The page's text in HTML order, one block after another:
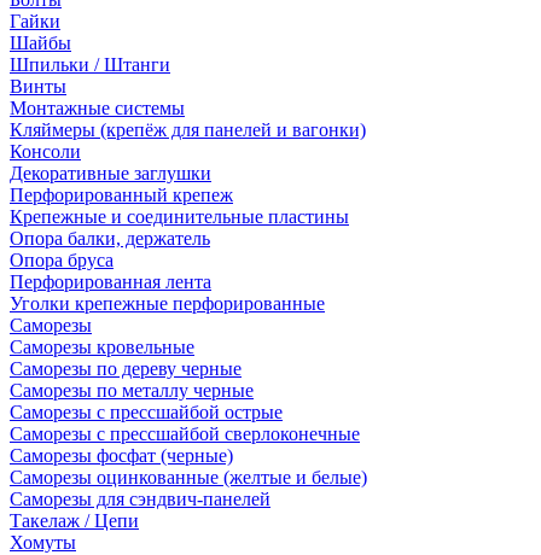
Гайки
Шайбы
Шпильки / Штанги
Винты
Монтажные системы
Кляймеры (крепёж для панелей и вагонки)
Консоли
Декоративные заглушки
Перфорированный крепеж
Крепежные и соединительные пластины
Опора балки, держатель
Опора бруса
Перфорированная лента
Уголки крепежные перфорированные
Саморезы
Саморезы кровельные
Саморезы по дереву черные
Саморезы по металлу черные
Саморезы с прессшайбой острые
Саморезы с прессшайбой сверлоконечные
Саморезы фосфат (черные)
Саморезы оцинкованные (желтые и белые)
Саморезы для сэндвич-панелей
Такелаж / Цепи
Хомуты